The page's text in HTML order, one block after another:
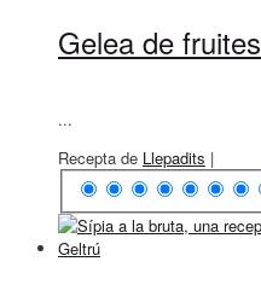
Gelea de fruites
...
Recepta de Llepadits |